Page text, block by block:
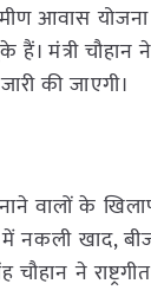
आवास
मंत्री
की जाएगी।
वालों के
नकली खाद,
ने